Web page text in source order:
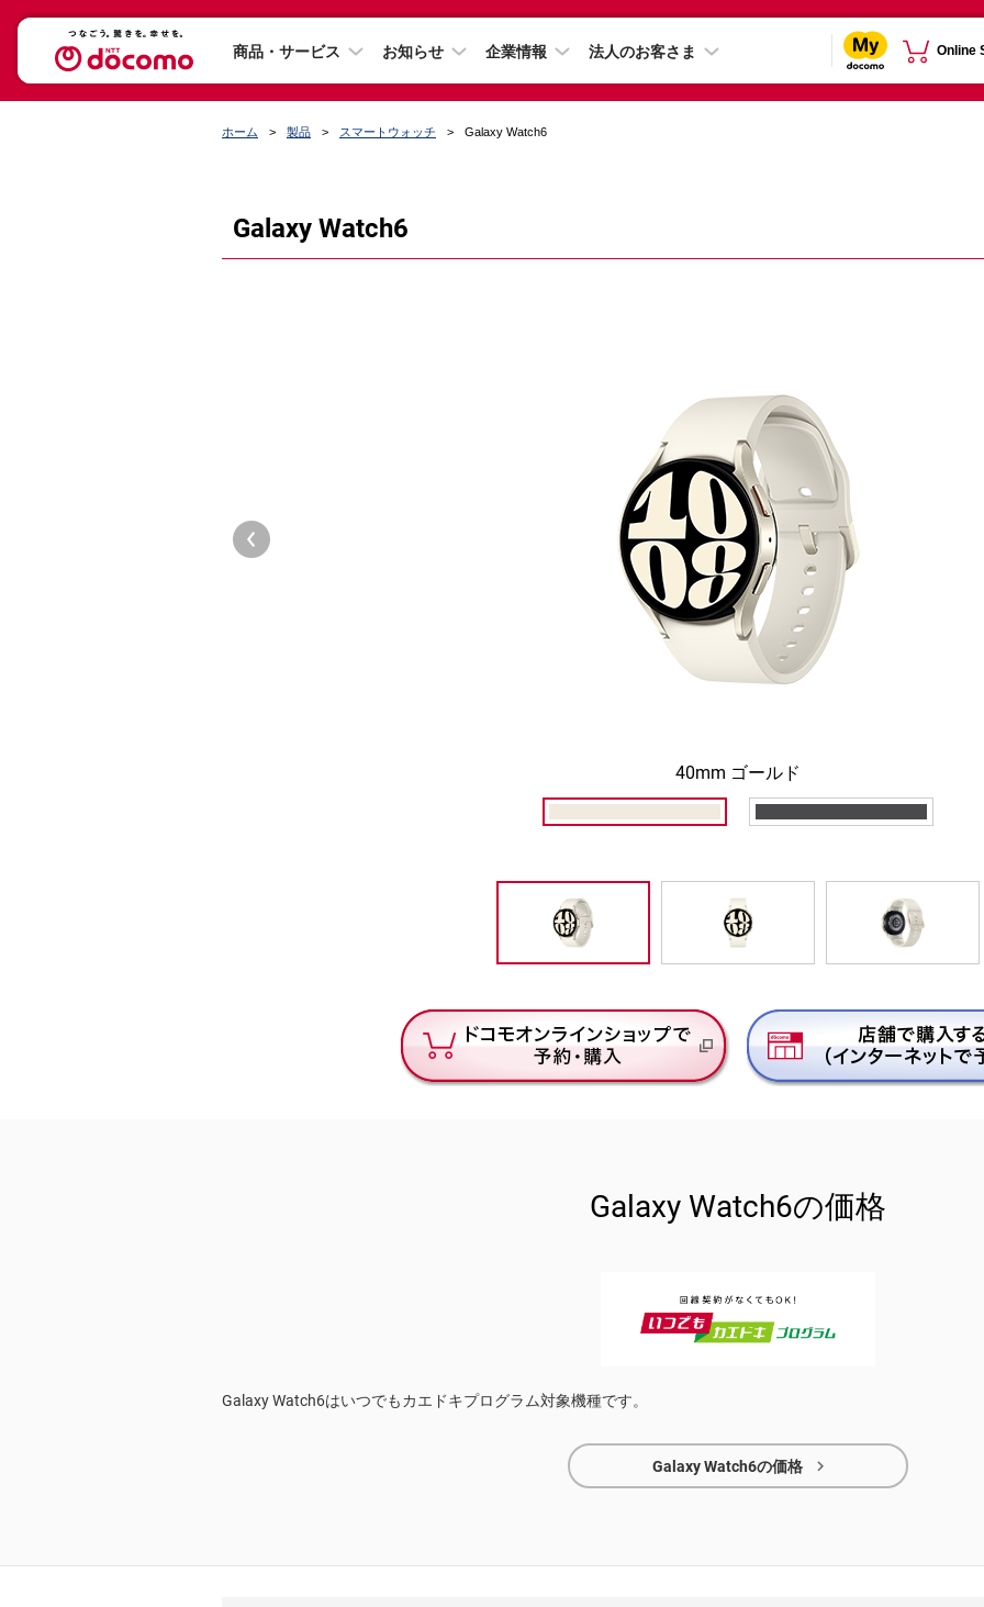
商品・サービス お知らせ 企業情報 法人のお客さま Online
ホーム 製品 スマートウォッチ Galaxy Watch6
Galaxy Watch6
40mm ゴールド
Galaxy Watch6の価格
Galaxy Watch6はいつでもカエドキプログラム対象機種です。
Galaxy Watch6の価格 